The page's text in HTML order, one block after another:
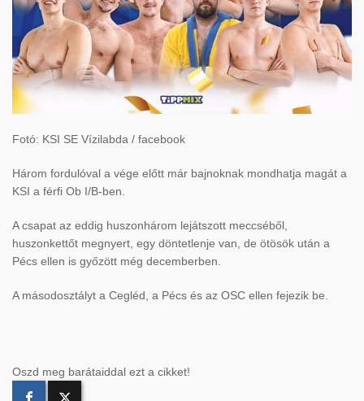
Fotó: KSI SE Vízilabda / facebook
Három fordulóval a vége előtt már bajnoknak mondhatja magát a
KSI a férfi Ob I/B-ben.
A csapat az eddig huszonhárom lejátszott meccséből,
huszonkettőt megnyert, egy döntetlenje van, de ötösök után a
Pécs ellen is győzött még decemberben.
A másodosztályt a Cegléd, a Pécs és az OSC ellen fejezik be.
Oszd meg barátaiddal ezt a cikket!